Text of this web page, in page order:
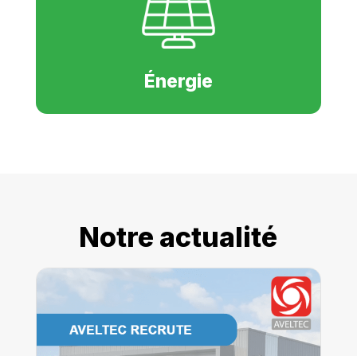
Énergie
Notre actualité